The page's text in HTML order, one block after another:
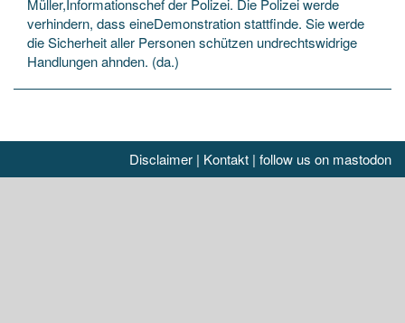
verhindern, dass eineDemonstration stattfinde. Sie werde
die Sicherheit aller Personen schützen undrechtswidrige
Handlungen ahnden. (da.)
Disclaimer | Kontakt | follow us on mastodon